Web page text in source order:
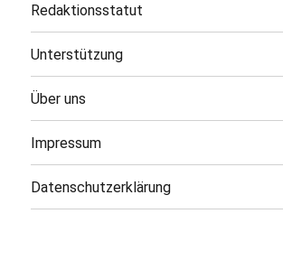
Redaktionsstatut
Unterstützung
Über uns
Impressum
Datenschutzerklärung